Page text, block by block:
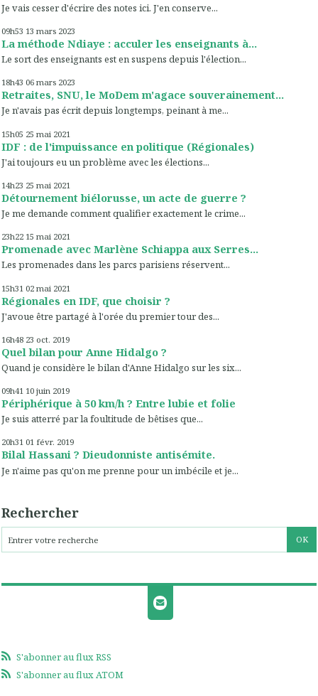
Je vais cesser d'écrire des notes ici. J'en conserve...
09h53 13 mars 2023
La méthode Ndiaye : acculer les enseignants à...
Le sort des enseignants est en suspens depuis l'élection...
18h43 06 mars 2023
Retraites, SNU, le MoDem m'agace souverainement...
Je n'avais pas écrit depuis longtemps, peinant à me...
15h05 25 mai 2021
IDF : de l'impuissance en politique (Régionales)
J'ai toujours eu un problème avec les élections...
14h23 25 mai 2021
Détournement biélorusse, un acte de guerre ?
Je me demande comment qualifier exactement le crime...
23h22 15 mai 2021
Promenade avec Marlène Schiappa aux Serres...
Les promenades dans les parcs parisiens réservent...
15h31 02 mai 2021
Régionales en IDF, que choisir ?
J'avoue être partagé à l'orée du premier tour des...
16h48 23 oct. 2019
Quel bilan pour Anne Hidalgo ?
Quand je considère le bilan d'Anne Hidalgo sur les six...
09h41 10 juin 2019
Périphérique à 50 km/h ? Entre lubie et folie
Je suis atterré par la foultitude de bêtises que...
20h31 01 févr. 2019
Bilal Hassani ? Dieudonniste antisémite.
Je n'aime pas qu'on me prenne pour un imbécile et je...
Rechercher
S'abonner au flux RSS
S'abonner au flux ATOM